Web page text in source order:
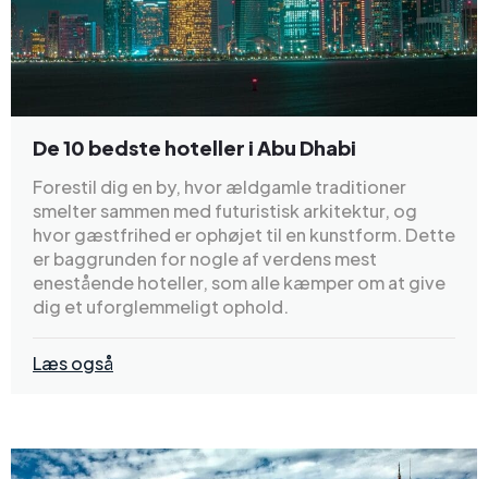
De 10 bedste hoteller i Abu Dhabi
Forestil dig en by, hvor ældgamle traditioner
smelter sammen med futuristisk arkitektur, og
hvor gæstfrihed er ophøjet til en kunstform. Dette
er baggrunden for nogle af verdens mest
enestående hoteller, som alle kæmper om at give
dig et uforglemmeligt ophold.
Læs også